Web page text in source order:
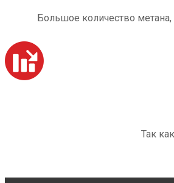
Большое количество
Так